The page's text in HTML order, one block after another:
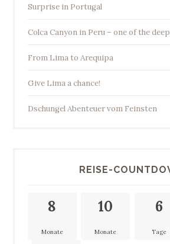
Surprise in Portugal
Colca Canyon in Peru – one of the
From Lima to Arequipa
Give Lima a chance!
Dschungel Abenteuer vom Feinsten
REISE-
8
Monate
10
Monate
6
Tage